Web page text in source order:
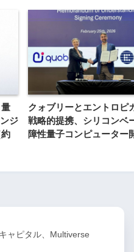
ジ
クォブリーとエントロピ
戦略的提携、シリコンベ
障性量子コンピューター
ャピタル、Multiverse